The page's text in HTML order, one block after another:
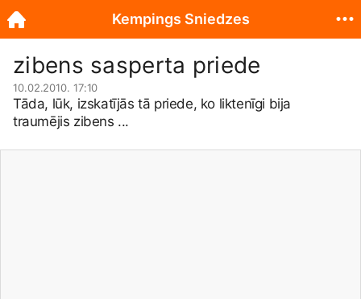
zibens sasperta priede
10.02.2010. 17:10
Tāda, lūk, izskatījās tā priede, ko liktenīgi bija
traumējis zibens ...
Kempings Sniedzes